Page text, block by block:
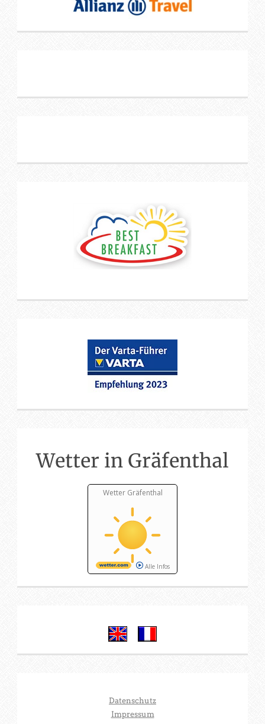
Wetter in Gräfenthal
Wetter Gräfenthal
8 / 26°C
Alle Infos
Datenschutz
Impressum